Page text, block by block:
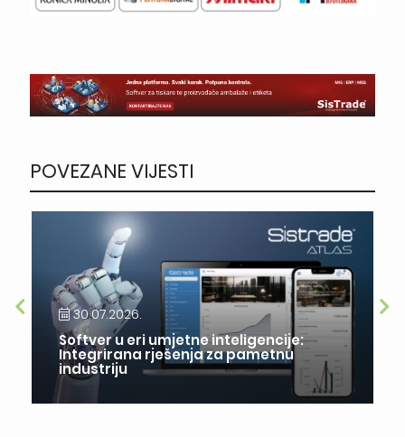
POVEZANE VIJESTI
30.07.2026.
Softver u eri umjetne inteligencije:
Integrirana rješenja za pametnu
industriju